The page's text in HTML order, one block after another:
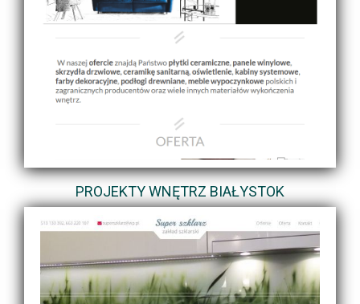
PROJEKTY WNĘTRZ BIAŁYSTOK